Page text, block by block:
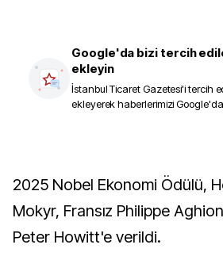
Google'da bizi tercih
ekleyin
İstanbul Ticaret Gazetesi'i tercih
ekleyerek haberlerimizi
2025 Nobel Ekonomi Ödülü, Hollandalı Joel
Mokyr, Fransız Philippe
Peter Howitt'e verildi.